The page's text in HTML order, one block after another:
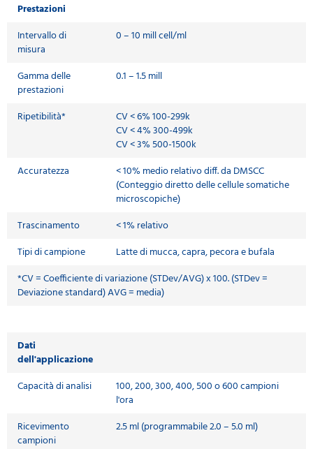
Prestazioni
Intervallo di
misura
0 – 10 mill cell/ml
Gamma delle
prestazioni
0.1 – 1.5 mill
Ripetibilità*
CV < 6% 100-299k
CV < 4% 300-499k
CV < 3% 500-1500k
Accuratezza
< 10% medio relativo diff. da DMSCC
(Conteggio diretto delle cellule somatiche
microscopiche)
Trascinamento
< 1% relativo
Tipi di campione
Latte di mucca, capra, pecora e bufala
*CV = Coefficiente di variazione (STDev/AVG) x 100. (STDev =
Deviazione standard) AVG = media)
Dati
dell'applicazione
Capacità di analisi
100, 200, 300, 400, 500 o 600 campioni
l'ora
Ricevimento
campioni
2.5 ml (programmabile 2.0 – 5.0 ml)